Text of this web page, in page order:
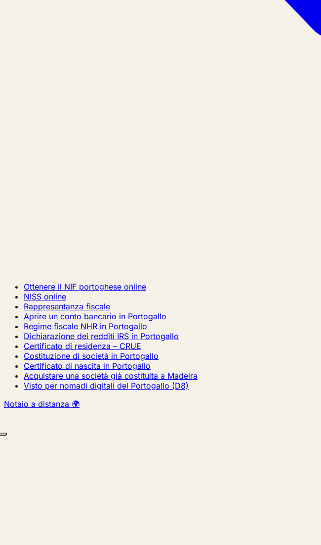
Ottenere il NIF portoghese online
NISS online
Rappresentanza fiscale
Aprire un conto bancario in Portogallo
Regime fiscale NHR in Portogallo
Dichiarazione dei redditi IRS in Portogallo
Certificato di residenza – CRUE
Costituzione di società in Portogallo
Certificato di nascita in Portogallo
Acquistare una società già costituita a Madeira
Visto per nomadi digitali del Portogallo (D8)
Notaio a distanza 🌍